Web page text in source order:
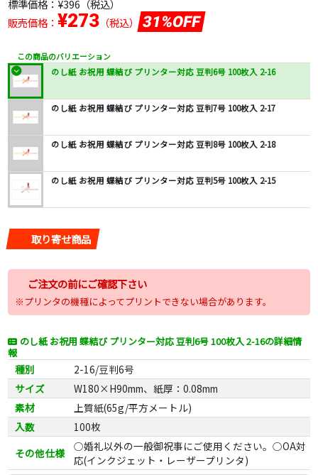
標準価格： ¥396 （税込）
販売価格： ¥273（税込） 31%OFF
この商品のバリエーション
のし紙 お祝用 蝶結び プリンター対応 豆判6号 100枚入 2-16
のし紙 お祝用 蝶結び プリンター対応 豆判7号 100枚入 2-17
のし紙 お祝用 蝶結び プリンター対応 豆判8号 100枚入 2-18
のし紙 お祝用 蝶結び プリンター対応 豆判5号 100枚入 2-15
取り寄せ商品
ご注文の前にご確認下さい
※プリンタの機種によってプリントできない場合があります。
のし紙 お祝用 蝶結び プリンター対応 豆判6号 100枚入 2-16の詳細情
報
種別
2-16/豆判6号
サイズ
W180×H90mm、紙厚：0.08mm
素材
上質紙(65g/平方メートル)
入数
100枚
その他仕様
○婚礼以外の一般御祝事にご使用ください。○OA対
応(インクジェット・レーザープリンタ)